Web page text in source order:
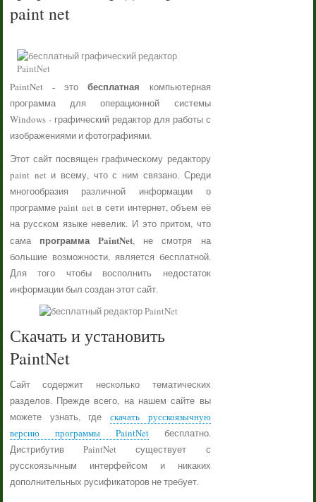
paint net
PaintNet - этобесплатная компьютерная
программа для операционной системы
Windows - графический редактор для работы с
изображениями и фотографиями.
Этот сайт посвящен графическому редактору
paint net и всему, что с ним связано. Среди
многообразия различной информации о
программе paint net в сети интернет, объем её
на русском языке невелик. И это притом, что
сама программа PaintNet, не смотря на
большие возможности, является бесплатной.
Для того чтобы восполнить недостаток
информации был создан этот сайт.
Скачать и установить
PaintNet
Сайт содержит несколько тематических
разделов. Прежде всего, на нашем сайте вы
можете узнать, где скачать русскоязычную
версию программы PaintNetбесплатно.
Дистрибутив PaintNet существует с
русскоязычным интерфейсом и никаких
дополнительных русификаторов не требует.